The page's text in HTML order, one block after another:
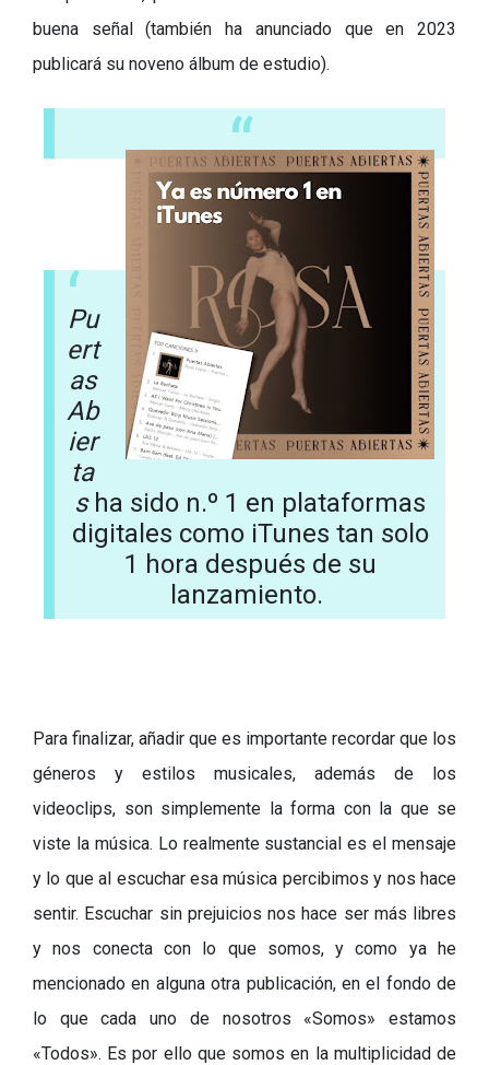
buena señal (también ha anunciado que en 2023
publicará su noveno álbum de estudio).
Pu
ert
as
Ab
ier
ta
sha sido n.º 1 en plataformas
digitales como iTunes tan solo
1 hora después de su
lanzamiento.
Para finalizar, añadir que es importante recordar que los
géneros y estilos musicales, además de los
videoclips, son simplemente la forma con la que se
viste la música. Lo realmente sustancial es el mensaje
y lo que al escuchar esa música percibimos y nos hace
sentir. Escuchar sin prejuicios nos hace ser más libres
y nos conecta con lo que somos, y como ya he
mencionado en alguna otra publicación, en el fondo de
lo que cada uno de nosotros «Somos» estamos
«Todos». Es por ello que somos en la multiplicidad de